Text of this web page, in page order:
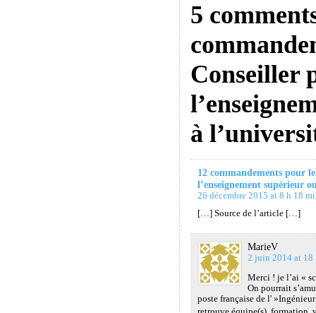
5
Conseiller
à
12 commandements pour
l’enseignement supérieur
26 décembre 2015 at 8 h 18
[…] Source de l’article […]
MarieV
2 juin 2014 at 18
Merci ! je l’ai «
On pourrait
poste française de l'